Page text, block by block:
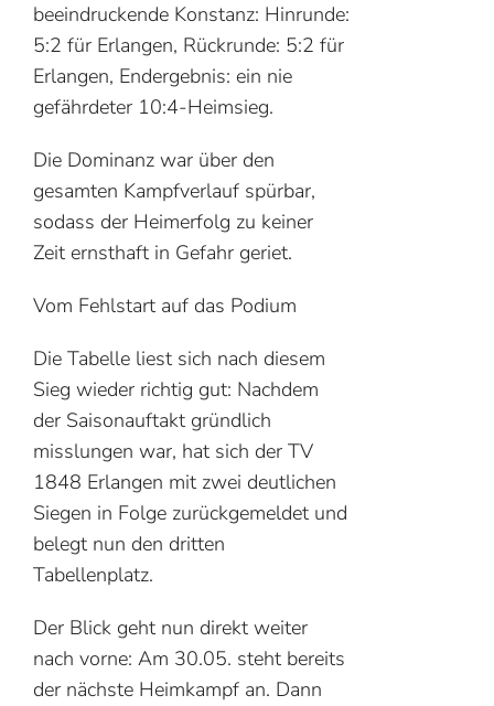
beeindruckende Konstanz: Hinrunde:
5:2 für Erlangen, Rückrunde: 5:2 für
Erlangen, Endergebnis: ein nie
gefährdeter 10:4-Heimsieg.
Die Dominanz war über den
gesamten Kampfverlauf spürbar,
sodass der Heimerfolg zu keiner
Zeit ernsthaft in Gefahr geriet.
Vom Fehlstart auf das Podium
Die Tabelle liest sich nach diesem
Sieg wieder richtig gut: Nachdem
der Saisonauftakt gründlich
misslungen war, hat sich der TV
1848 Erlangen mit zwei deutlichen
Siegen in Folge zurückgemeldet und
belegt nun den dritten
Tabellenplatz.
Der Blick geht nun direkt weiter
nach vorne: Am 30.05. steht bereits
der nächste Heimkampf an. Dann